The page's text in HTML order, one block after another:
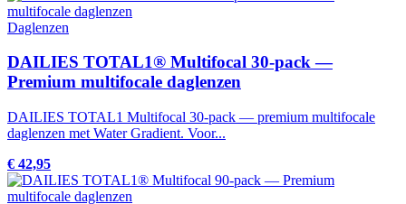
Daglenzen
DAILIES TOTAL1® Multifocal 30-pack —
Premium multifocale daglenzen
DAILIES TOTAL1 Multifocal 30-pack — premium multifocale
daglenzen met Water Gradient. Voor...
€ 42,95